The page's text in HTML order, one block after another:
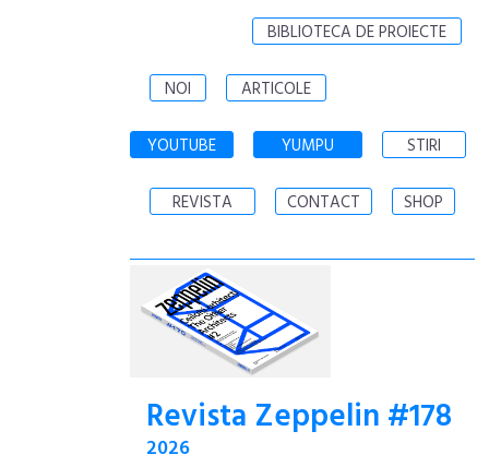
BIBLIOTECA DE PROIECTE
NOI ARTICOLE
YOUTUBE YUMPU STIRI
REVISTA CONTACT SHOP
Revista Zeppelin #178
2026